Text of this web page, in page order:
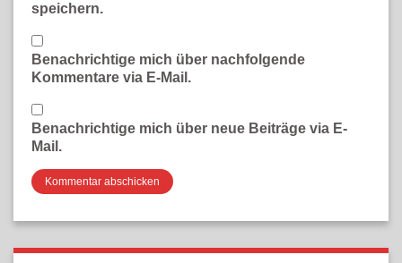
speichern.
Benachrichtige mich über nachfolgende
Kommentare via E-Mail.
Benachrichtige mich über neue Beiträge via E-
Mail.